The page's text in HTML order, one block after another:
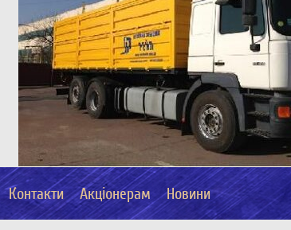
Контакти Акціонерам Новини